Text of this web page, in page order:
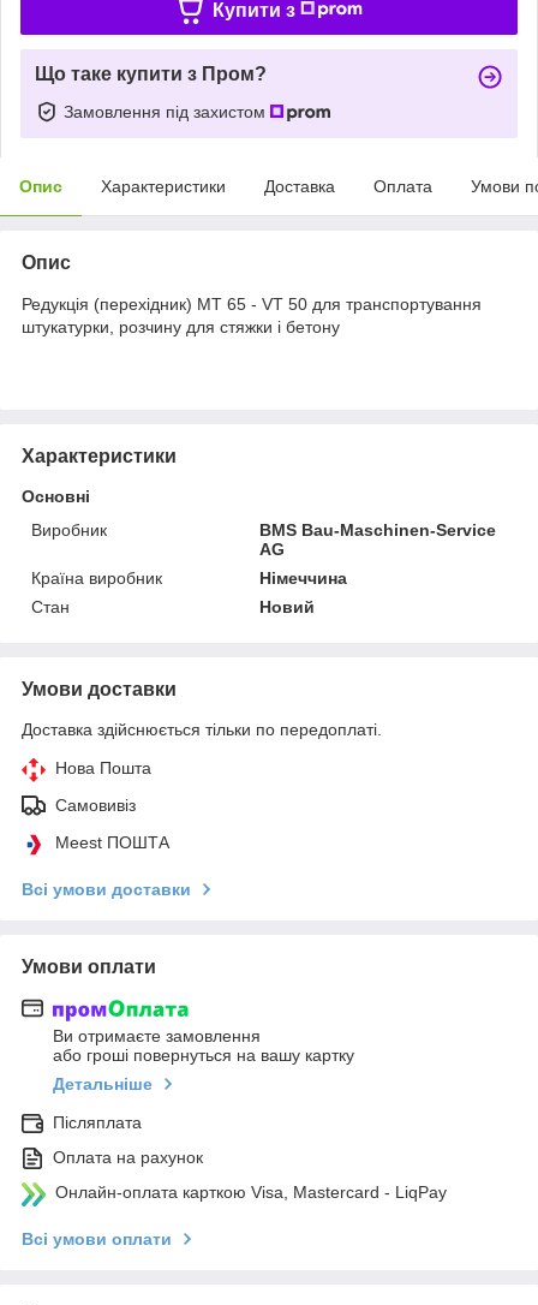
Купити з
Що таке купити з Пром?
Замовлення під захистом
Опис Характеристики Доставка Оплата Умови
Опис
Редукція (перехідник) MT 65 - VT 50 для транспортування
штукатурки, розчину для стяжки і бетону
Характеристики
Основні
Виробник
BMS Bau-Maschinen-Service
AG
Країна виробник
Німеччина
Стан
Новий
Умови доставки
Доставка здійснюється тільки по передоплаті.
Нова Пошта
Самовивіз
Meest ПОШТА
Всі умови доставки
Умови оплати
Ви отримаєте замовлення
або гроші повернуться на вашу картку
Детальніше
Післяплата
Оплата на рахунок
Онлайн-оплата карткою Visa, Mastercard - LiqPay
Всі умови оплати